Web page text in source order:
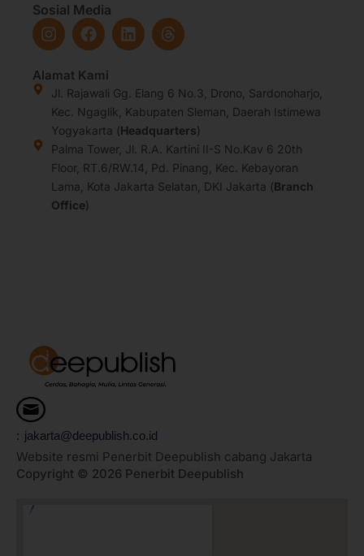
Sosial Media
I
n
t
a
g
r
a
m
F
a
e
b
o
o
k
L
i
e
d
i
n
T
h
a
d
s
Alamat Kami
Jl. Rajawali Gg. Elang 6 No.3, Drono, Sardonoharjo,
Kec. Ngaglik, Kabupaten Sleman, Daerah Istimewa
Yogyakarta (Headquarters)
Palma Tower, Jl. R.A. Kartini II-S No.Kav 6 20th
Floor, RT.6/RW.14, Pd. Pinang, Kec. Kebayoran
Lama, Kota Jakarta Selatan, DKI Jakarta (Branch
Office)
: jakarta@deepublish.co.id
Website resmi Penerbit Deepublish cabang Jakarta
Copyright © 2026 Penerbit Deepublish